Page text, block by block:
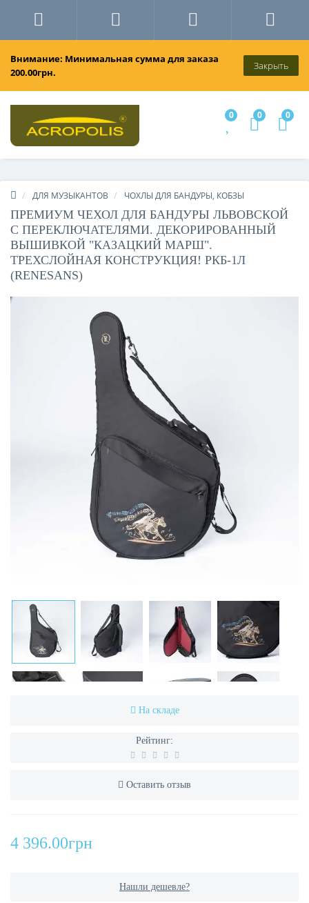
Внимание: Минимальная сумма для заказа
200.00грн.
Закрыть
0 0 0
ДЛЯ МУЗЫКАНТОВ ЧОХЛЫ ДЛЯ БАНДУРЫ, КОБЗЫ
ПРЕМИУМ ЧЕХОЛ ДЛЯ БАНДУРЫ ЛЬВОВСКОЙ
С ПЕРЕКЛЮЧАТЕЛЯМИ. ДЕКОРИРОВАННЫЙ
ВЫШИВКОЙ "КАЗАЦКИЙ МАРШ".
ТРЕХСЛОЙНАЯ КОНСТРУКЦИЯ! РКБ-1Л
(RENESANS)
На складе
Рейтинг:
Оставить отзыв
4 396.00грн
Нашли дешевле?